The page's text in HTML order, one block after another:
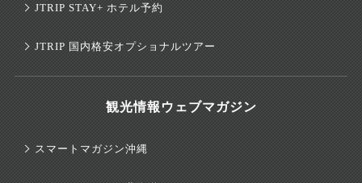
JTRIP STAY+ ホテル予約
JTRIP 国内格安オプショナルツアー
観光情報ウェブマガジン
スマートマガジン沖縄